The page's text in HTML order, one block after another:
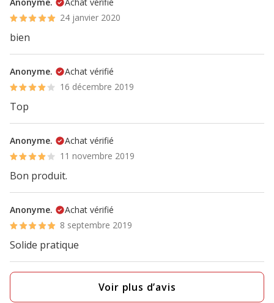
24 janvier 2020
bien
Anonyme.
Achat vérifié
16 décembre 2019
Top
Anonyme.
Achat vérifié
11 novembre 2019
Bon produit.
Anonyme.
Achat vérifié
8 septembre 2019
Solide pratique
Voir plus d’avis